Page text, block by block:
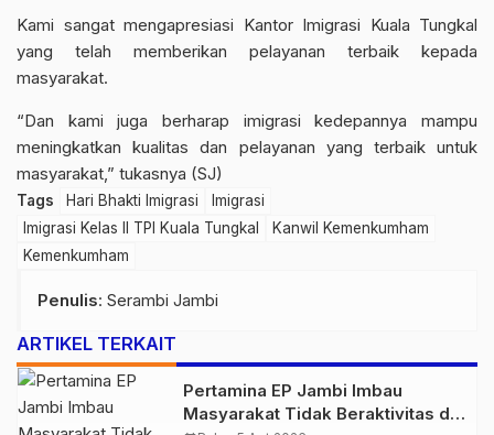
Kami sangat mengapresiasi Kantor Imigrasi Kuala Tungkal
yang telah memberikan pelayanan terbaik kepada
masyarakat.
“Dan kami juga berharap imigrasi kedepannya mampu
meningkatkan kualitas dan pelayanan yang terbaik untuk
masyarakat,” tukasnya (SJ)
Tags Hari Bhakti Imigrasi
Imigrasi
Imigrasi Kelas II TPI Kuala Tungkal
Kanwil Kemenkumham
Kemenkumham
Penulis: Serambi Jambi
ARTIKEL TERKAIT
Pertamina EP Jambi Imbau
Masyarakat Tidak Beraktivitas di